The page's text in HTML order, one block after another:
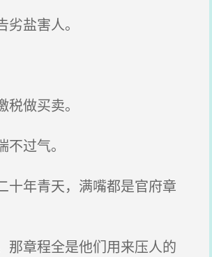
盐害人。
做买卖。
过气。
年青天，满嘴都是官府章
章程全是他们用来压人的